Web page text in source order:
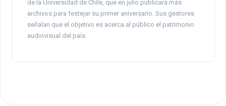
de la Universidad de Chile, que en julio publicará más
archivos para festejar su primer aniversario. Sus gestores
señalan que el objetivo es acerca al público el patrimonio
audiovisual del país.